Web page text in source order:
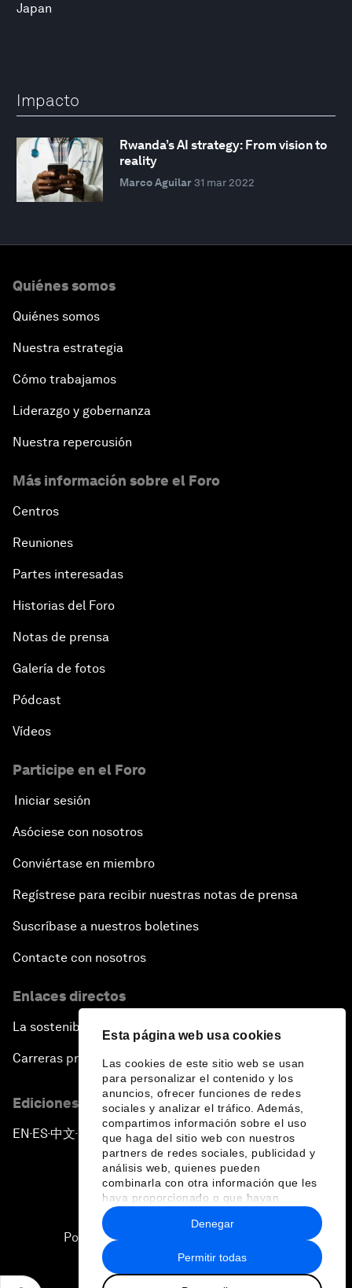
Esta página web usa cookies
Las cookies de este sitio web se usan
para personalizar el contenido y los
anuncios, ofrecer funciones de redes
sociales y analizar el tráfico. Además,
compartimos información sobre el uso
que haga del sitio web con nuestros
partners de redes sociales, publicidad y
análisis web, quienes pueden
combinarla con otra información que les
haya proporcionado o que hayan
recopilado a partir del uso que haya
hecho de sus servicios.
Permitir todas
Denegar
Japan
Impacto
Rwanda’s AI strategy: From vision to
reality
Marco Aguilar 31 mar 2022
Quiénes somos
Quiénes somos
Nuestra estrategia
Cómo trabajamos
Liderazgo y gobernanza
Nuestra repercusión
Más información sobre el Foro
Centros
Reuniones
Partes interesadas
Historias del Foro
Notas de prensa
Galería de fotos
Pódcast
Vídeos
Participe en el Foro
Iniciar sesión
Asóciese con nosotros
Conviértase en miembro
Regístrese para recibir nuestras notas de prensa
Suscríbase a nuestros boletines
Contacte con nosotros
Enlaces directos
La sostenibilidad en el Foro
Carreras profesionales
Ediciones en otros idiomas
EN ▪ES▪中文▪ 日本語
Política de privacidad y normas de uso
Sitemap